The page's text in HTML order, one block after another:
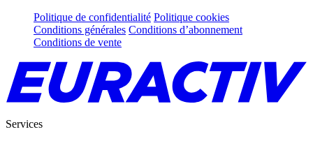
Politique de confidentialité Politique cookies
Conditions générales Conditions d’abonnement
Conditions de vente
Services